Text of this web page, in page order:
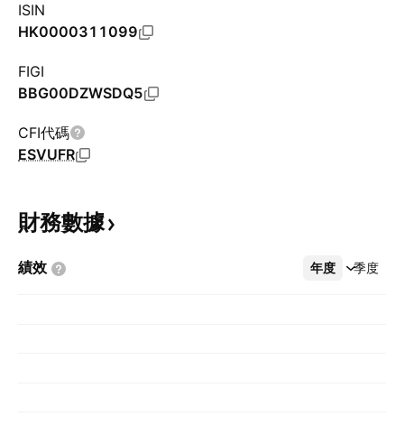
ISIN
HK0000311099
FIGI
BBG00DZWSDQ5
CFI代碼
ESVUFR
財務數據
績效 年度 季度
更多